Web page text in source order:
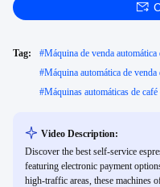
Tag: #Máquina de venda automática
#Máquina automática de venda
#Máquinas automáticas de
Video Description:
Discover the best self-service
featuring electronic payment
high-traffic areas, these machines